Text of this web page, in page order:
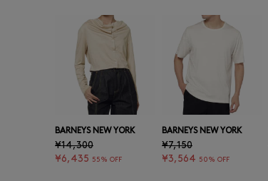
BARNEYS NEW YORK
¥14,300
¥6,435 55% OFF
BARNEYS NEW YORK
¥7,150
¥3,564 50% OFF